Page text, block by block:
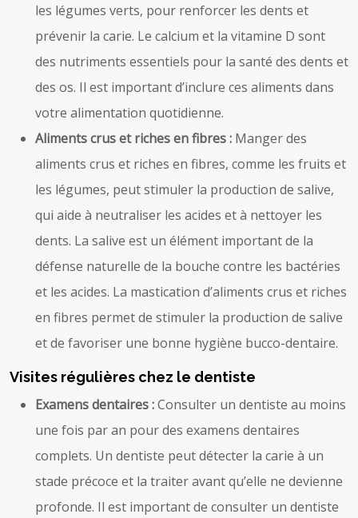
les légumes verts, pour renforcer les dents et
prévenir la carie. Le calcium et la vitamine D sont
des nutriments essentiels pour la santé des dents et
des os. Il est important d’inclure ces aliments dans
votre alimentation quotidienne.
Aliments crus et riches en fibres : Manger des
aliments crus et riches en fibres, comme les fruits et
les légumes, peut stimuler la production de salive,
qui aide à neutraliser les acides et à nettoyer les
dents. La salive est un élément important de la
défense naturelle de la bouche contre les bactéries
et les acides. La mastication d’aliments crus et riches
en fibres permet de stimuler la production de salive
et de favoriser une bonne hygiène bucco-dentaire.
Visites régulières chez le dentiste
Examens dentaires :Consulter un dentiste au moins
une fois par an pour des examens dentaires
complets. Un dentiste peut détecter la carie à un
stade précoce et la traiter avant qu’elle ne devienne
profonde. Il est important de consulter un dentiste